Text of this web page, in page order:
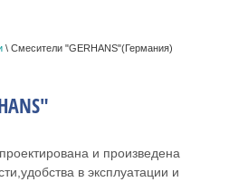
\ Смесители "GERHANS"(Германия)
и произведена
в эксплуатации и